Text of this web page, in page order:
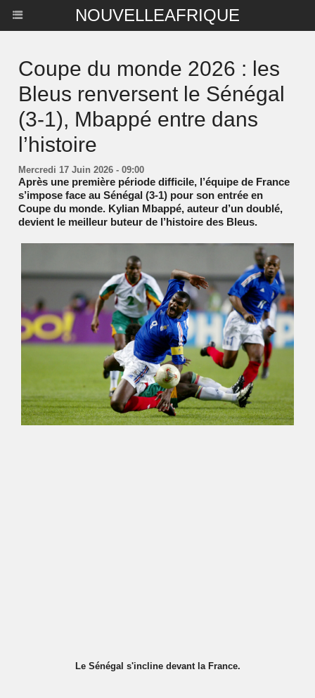
NOUVELLEAFRIQUE
Coupe du monde 2026 : les
Bleus renversent le Sénégal
(3-1), Mbappé entre dans
l’histoire
Mercredi 17 Juin 2026 - 09:00
Après une première période difficile, l’équipe de France
s’impose face au Sénégal (3-1) pour son entrée en
Coupe du monde. Kylian Mbappé, auteur d’un doublé,
devient le meilleur buteur de l’histoire des Bleus.
Le Sénégal s'incline devant la France.